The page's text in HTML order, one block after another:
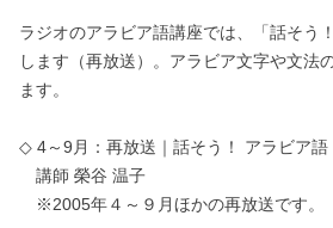
ラジオのアラビア語講座では、「話そう
します（再放送）。アラビア文字や文法
ます。
◇ 4～9月：再放送｜話そう！ アラビア語
講師 榮谷 温子
※2005年４～９月ほかの再放送です。